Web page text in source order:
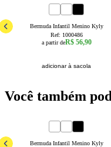
Bermuda Infantil Menino Kyly
Ref: 1000486
a partir deR$ 56,90
adicionar à sacola
Você também
Bermuda Infantil Menino Kyly